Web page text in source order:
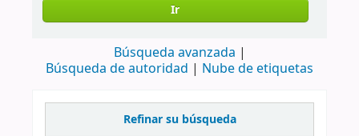
Ir
Búsqueda avanzada
Búsqueda de autoridad
Nube de etiquetas
Refinar su búsqueda